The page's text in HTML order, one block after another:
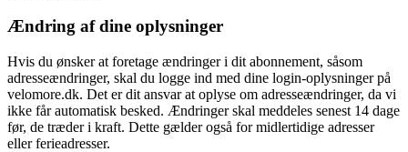
Ændring af dine oplysninger
Hvis du ønsker at foretage ændringer i dit abonnement, såsom
adresseændringer, skal du logge ind med dine login-oplysninger på
velomore.dk. Det er dit ansvar at oplyse om adresseændringer, da vi
ikke får automatisk besked. Ændringer skal meddeles senest 14 dage
før, de træder i kraft. Dette gælder også for midlertidige adresser
eller ferieadresser.